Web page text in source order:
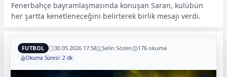
Fenerbahçe bayramlaşmasında konuşan Saran, kulübün
her şartta kenetleneceğini belirterek birlik mesajı verdi.
FUTBOL 30.05.2026 17:58 Selin Sözen 176 okuma
Okuma Süresi: 2 dk